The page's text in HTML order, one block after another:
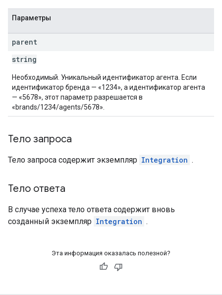
Параметры
parent
string
Необходимый. Уникальный идентификатор агента. Если
идентификатор бренда — «1234», а идентификатор агента
— «5678», этот параметр разрешается в
«brands/1234/agents/5678».
Тело запроса
Тело запроса содержит экземпляр Integration .
Тело ответа
В случае успеха тело ответа содержит вновь
созданный экземпляр Integration .
Эта информация оказалась полезной?